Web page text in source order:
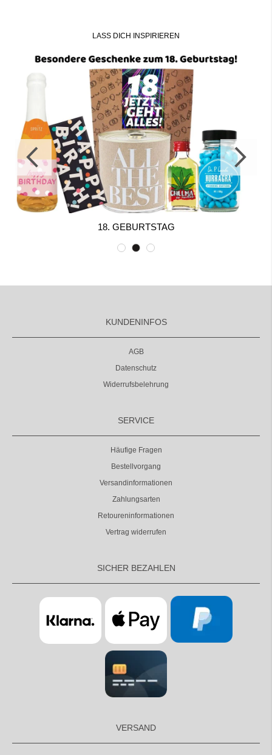
LASS DICH INSPIRIEREN
18. GEBURTSTAG
KUNDENINFOS
AGB
Datenschutz
Widerrufsbelehrung
SERVICE
Häufige Fragen
Bestellvorgang
Versandinformationen
Zahlungsarten
Retoureninformationen
Vertrag widerrufen
SICHER BEZAHLEN
VERSAND